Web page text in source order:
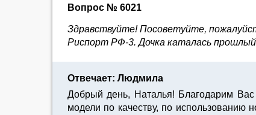
Вопрос № 6021
Здравствуйте! Посоветуйте,
Риспорт РФ-3. Дочка каталась
Отвечает: Людмила
Добрый день, Наталья! Благодарим
модели по качеству, по использованию